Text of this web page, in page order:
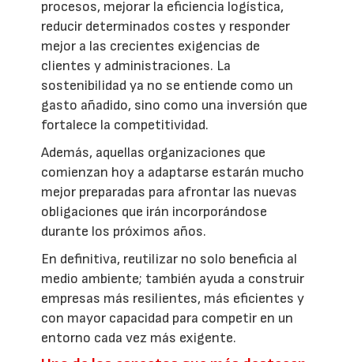
procesos, mejorar la eficiencia logística,
reducir determinados costes y responder
mejor a las crecientes exigencias de
clientes y administraciones. La
sostenibilidad ya no se entiende como un
gasto añadido, sino como una inversión que
fortalece la competitividad.
Además, aquellas organizaciones que
comienzan hoy a adaptarse estarán mucho
mejor preparadas para afrontar las nuevas
obligaciones que irán incorporándose
durante los próximos años.
En definitiva, reutilizar no solo beneficia al
medio ambiente; también ayuda a construir
empresas más resilientes, más eficientes y
con mayor capacidad para competir en un
entorno cada vez más exigente.